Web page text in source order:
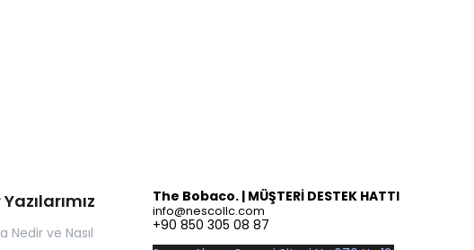
Nedir ve Nasıl
The Bobaco. | MÜŞTERİ DESTEK HATTI
info@nescollc.com
+90 850 305 08 87